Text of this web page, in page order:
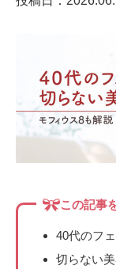
椿クリニックが
施術当日のご案内
各院のご紹介
施術一覧
よくあるご質問
この記事
40代のフ
切らない